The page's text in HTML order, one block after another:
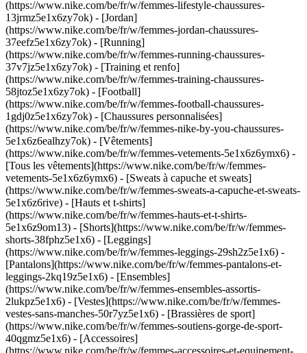
(https://www.nike.com/be/fr/w/femmes-lifestyle-chaussures-
13jrmz5e1x6zy7ok) - [Jordan]
(https://www.nike.com/be/fr/w/femmes-jordan-chaussures-
37eefz5e1x6zy7ok) - [Running]
(https://www.nike.com/be/fr/w/femmes-running-chaussures-
37v7jz5e1x6zy7ok) - [Training et renfo]
(https://www.nike.com/be/fr/w/femmes-training-chaussures-
58jtoz5e1x6zy7ok) - [Football]
(https://www.nike.com/be/fr/w/femmes-football-chaussures-
1gdj0z5e1x6zy7ok) - [Chaussures personnalisées]
(https://www.nike.com/be/fr/w/femmes-nike-by-you-chaussures-
5e1x6z6ealhzy7ok) - [Vêtements]
(https://www.nike.com/be/fr/w/femmes-vetements-5e1x6z6ymx6) -
[Tous les vêtements](https://www.nike.com/be/fr/w/femmes-
vetements-5e1x6z6ymx6) - [Sweats à capuche et sweats]
(https://www.nike.com/be/fr/w/femmes-sweats-a-capuche-et-sweats-
5e1x6z6rive) - [Hauts et t-shirts]
(https://www.nike.com/be/fr/w/femmes-hauts-et-t-shirts-
5e1x6z9om13) - [Shorts](https://www.nike.com/be/fr/w/femmes-
shorts-38fphz5e1x6) - [Leggings]
(https://www.nike.com/be/fr/w/femmes-leggings-29sh2z5e1x6) -
[Pantalons](https://www.nike.com/be/fr/w/femmes-pantalons-et-
leggings-2kq19z5e1x6) - [Ensembles]
(https://www.nike.com/be/fr/w/femmes-ensembles-assortis-
2lukpz5e1x6) - [Vestes](https://www.nike.com/be/fr/w/femmes-
vestes-sans-manches-50r7yz5e1x6) - [Brassières de sport]
(https://www.nike.com/be/fr/w/femmes-soutiens-gorge-de-sport-
40qgmz5e1x6) - [Accessoires]
(https://www.nike.com/be/fr/w/femmes-accessoires-et-equipement-